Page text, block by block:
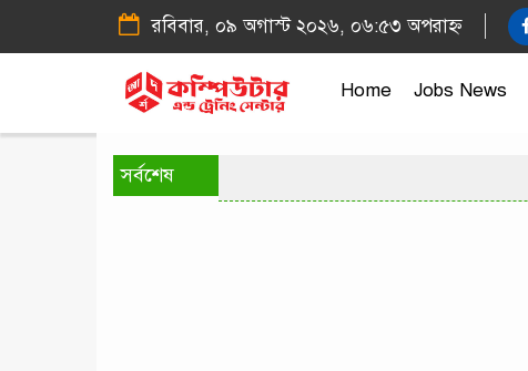
রবিবার, ০৯ অগাস্ট ২০২৬, ০৬:৫৩ অপরাহ্ন
Home Jobs News
সর্বশেষ